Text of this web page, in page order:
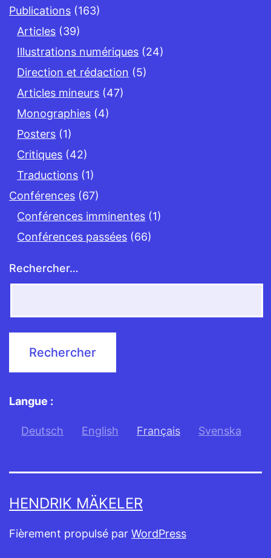
Publications (163)
Articles (39)
Illustrations numériques (24)
Direction et rédaction (5)
Articles mineurs (47)
Monographies (4)
Posters (1)
Critiques (42)
Traductions (1)
Conférences (67)
Conférences imminentes (1)
Conférences passées (66)
Rechercher…
Langue :
Deutsch English Français Svenska
HENDRIK MÄKELER
Fièrement propulsé par WordPress